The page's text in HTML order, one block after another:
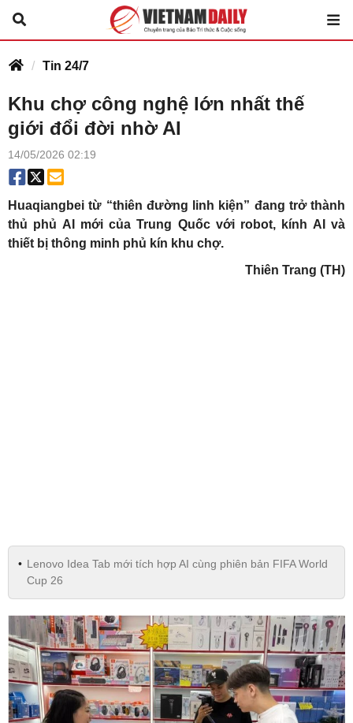
Tin 24/7
Khu chợ công nghệ lớn nhất thế
giới đổi đời nhờ AI
14/05/2026 02:19
Huaqiangbei từ “thiên đường linh kiện” đang trở thành
thủ phủ AI mới của Trung Quốc với robot, kính AI và
thiết bị thông minh phủ kín khu chợ.
Thiên Trang (TH)
Lenovo Idea Tab mới tích hợp AI cùng phiên bản FIFA World
Cup 26